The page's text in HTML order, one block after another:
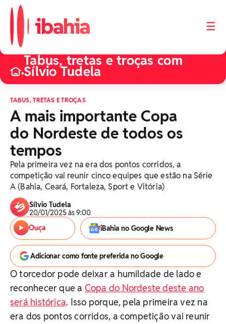
☰
•
Tabus, tretas e troças com
Sílvio Tudela
TABUS, TRETAS E TROÇAS
A mais importante Copa
do Nordeste de todos os
tempos
Pela primeira vez na era dos pontos corridos, a
competição vai reunir cinco equipes que estão na Série
A (Bahia, Ceará, Fortaleza, Sport e Vitória)
Sílvio Tudela
20/01/2025 às 9:00
Ouça
iBahia no Google News
Adicionar como fonte preferida no Google
O torcedor pode deixar a humildade de lado e
reconhecer que a Copa do Nordeste deste ano
será histórica. Isso porque, pela primeira vez na
era dos pontos corridos, a competição vai reunir